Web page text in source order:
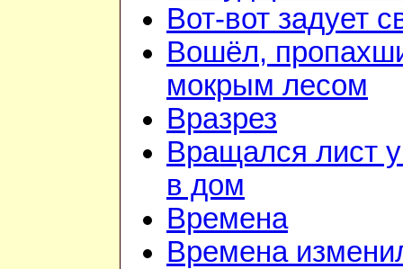
Вот-вот задует
Вошёл,
мокрым лесом
Вразрез
Вращался лист
в дом
Времена
Времена